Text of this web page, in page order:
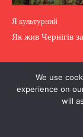
Я культурний
Як жив Чернігів
We use
experience on
will